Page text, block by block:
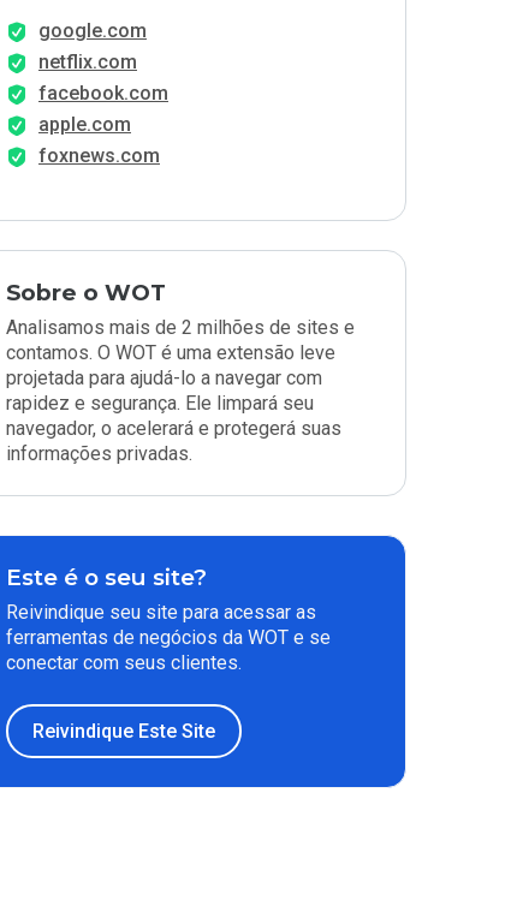
google.com
netflix.com
facebook.com
apple.com
foxnews.com
Sobre o WOT
Analisamos mais de 2 milhões de sites e
contamos. O WOT é uma extensão leve
projetada para ajudá-lo a navegar com
rapidez e segurança. Ele limpará seu
navegador, o acelerará e protegerá suas
informações privadas.
Este é o seu site?
Reivindique seu site para acessar as
ferramentas de negócios da WOT e se
conectar com seus clientes.
Reivindique Este Site